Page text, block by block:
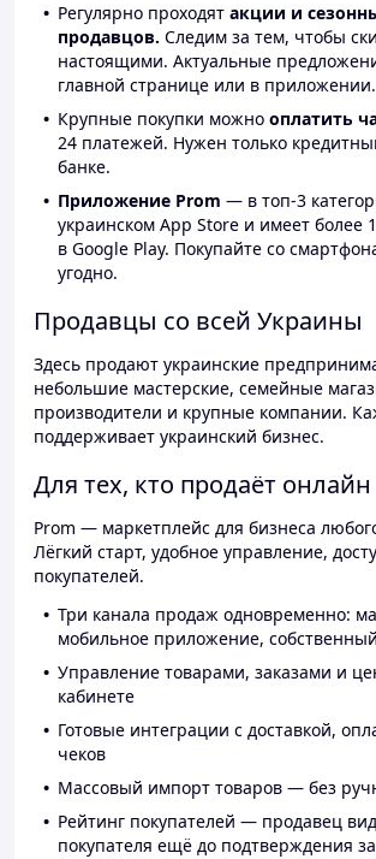
Регулярно проходят акции и
продавцов. Следим за тем, чтобы
настоящими. Актуальные
главной странице или в приложении.
Крупные покупки можно оплатить
24 платежей. Нужен только
банке.
Приложение Prom — в топ-3
украинском App Store и имеет более
в Google Play. Покупайте со
угодно.
Продавцы со всей Украины
Здесь продают украинские
небольшие мастерские, семейные
производители и крупные компании.
поддерживает украинский бизнес.
Для тех, кто продаёт онлайн
Prom — маркетплейс для бизнеса
Лёгкий старт, удобное управление,
покупателей.
Три канала продаж одновременно:
мобильное приложение,
Управление товарами, заказами и
кабинете
Готовые интеграции с доставкой,
чеков
Массовый импорт товаров — без
Рейтинг покупателей — продавец
покупателя ещё до подтверждения